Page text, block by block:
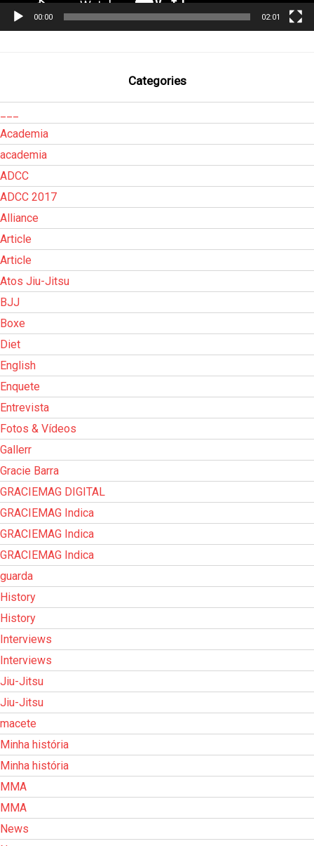
00:00 02:01
Categories
Academia
academia
ADCC
ADCC 2017
Alliance
Article
Article
Atos Jiu-Jitsu
BJJ
Boxe
Diet
English
Enquete
Entrevista
Fotos & Vídeos
Gallerr
Gracie Barra
GRACIEMAG DIGITAL
GRACIEMAG Indica
GRACIEMAG Indica
GRACIEMAG Indica
guarda
History
History
Interviews
Interviews
Jiu-Jitsu
Jiu-Jitsu
macete
Minha história
Minha história
MMA
MMA
News